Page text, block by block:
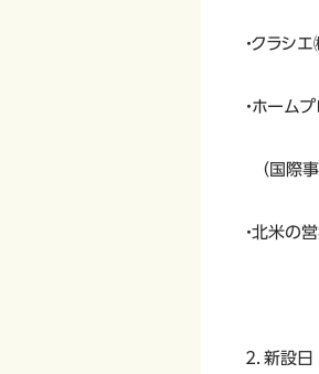
・クラシ
・ホーム
（国際
・北米の
2．新設日